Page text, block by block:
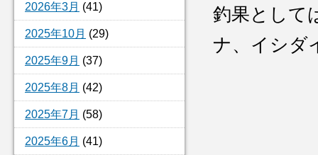
2026年3月 (41)
2025年10月 (29)
2025年9月 (37)
2025年8月 (42)
2025年7月 (58)
2025年6月 (41)
釣果として
ナ、イシダ